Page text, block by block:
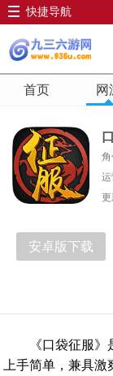
快捷导航
首页 网
运
更
安卓版下载
《口袋征服》是
上手简单，兼具